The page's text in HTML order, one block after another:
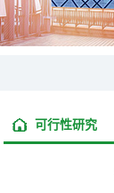
可行性研究